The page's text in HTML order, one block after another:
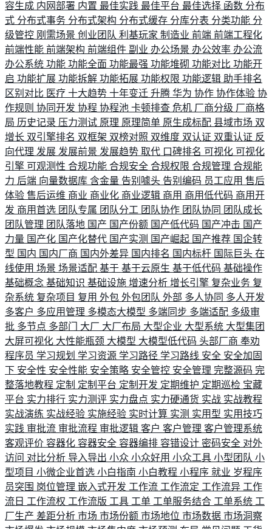
容生成 内网部署 内置 最佳实践 最佳平台 最佳选择 函数 分布
式 分布式事务 分布式架构 分布式缓存 分库分表 分类功能 分
级管控 刚需场景 创业团队 利基玩家 制造业 前端 前端工程化
前端性能 前端架构 前端组件 副业 办公场景 办公效率 办公流
办公系统 功能 功能全面 功能最强 功能堆砌 功能对比 功能开
启 功能扩展 功能拆解 功能拓展 功能权限 功能逻辑 助手排名
区别对比 医疗 十大趋势 十年变迁 升腾 华为 协作 协作体验 协
作规则 协同开发 协程 协程池 卡顿排查 危机 厂商分级 厂商格
局 历史记录 压力测试 原理 原理简单 原生成标配 县域市场 双
增长 双引擎排名 双框架 双榜对照 双维度 双认证 双重认证 反
向代理 发展 发展前景 发展趋势 取代 口碑排名 可视化 可视化
引擎 可观测性 合规功能 合规安全 合规权限 合规管理 合规能
力 后端 向量数据库 含金量 告别噱头 告别编码 员工应用 售后
体验 售后运维 商业 商业化 商业逻辑 商用 商用低代码 商用开
发 商用首选 团队专属 团队分工 团队协作 团队协同 团队成长
团队管理 团队落地 国产 国产份额 国产低代码 国产冲击 国产
力量 国产化 国产化替代 国产实测 国产崛起 国产推荐 国企转
型 国内 国内厂商 国内外差异 国内排名 国内标杆 国际巨头 在
线使用 场景 场景适配 基于 基于云原生 基于低代码 基础操作
基础概念 基础知识 基础设施 增速分析 增长引擎 复杂业务 复
杂系统 复杂项目 复用 外包 外包团队 外部 多人协同 多人开发
多客户 多应用管理 多模态大模型 多端同步 多端适配 多级审
批 多节点 多部门 大厂 大厂布局 大型企业 大型系统 大型集团
大屏可视化 大性能瓶颈 大模型 大模型低代码 头部厂商 奉劝
程序员 学习规划 学习资源 学习路径 学习路线 安全 安全加固
下 安全性 安全性能 安全策略 安全管控 安全管理 完整源码 完
整落地教程 定制 定制平台 定制开发 定期维护 定期巡检 宝藏
平台 实力排行 实力测评 实力盘点 实力硬通货 实战 实战教程
实战演练 实战经验 实施经验 实时计算 实测 实用型 实用技巧
实践 审批流 审批流程 审批逻辑 客户 客户管理 客户管理系统
客观评价 容器化 容器安全 容器编排 容错设计 密码安全 对外
访问 对比分析 导入导出 小众 小众好用 小众工具 小型团队 小
型项目 小微企业首选 小白指南 小白教程 小程序 就业 岁程序
员突围 岗位管理 嵌入式开发 工作流 工作流定 工作流异 工作
流日 工作流权 工作流版 工具 工单 工单服务结合 工单系统 工
厂生产 差距分析 市场 市场份额 市场地位 市场数据 市场洞察